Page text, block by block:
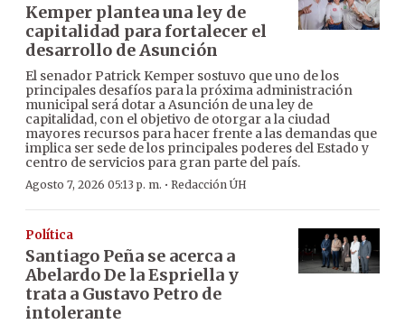
Kemper plantea una ley de
capitalidad para fortalecer el
desarrollo de Asunción
El senador Patrick Kemper sostuvo que uno de los
principales desafíos para la próxima administración
municipal será dotar a Asunción de una ley de
capitalidad, con el objetivo de otorgar a la ciudad
mayores recursos para hacer frente a las demandas que
implica ser sede de los principales poderes del Estado y
centro de servicios para gran parte del país.
Agosto 7, 2026 05:13 p. m. · Redacción ÚH
Política
Santiago Peña se acerca a
Abelardo De la Espriella y
trata a Gustavo Petro de
intolerante